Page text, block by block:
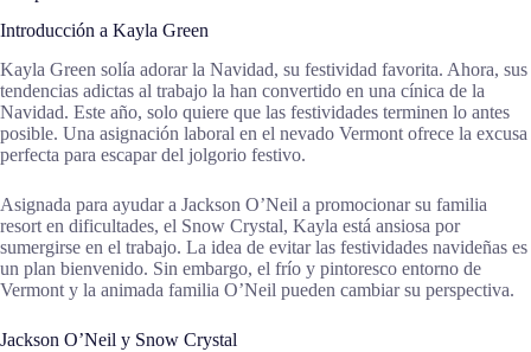
Introducción a Kayla Green
Kayla Green solía adorar la Navidad, su festividad favorita. Ahora, sus
tendencias adictas al trabajo la han convertido en una cínica de la
Navidad. Este año, solo quiere que las festividades terminen lo antes
posible. Una asignación laboral en el nevado Vermont ofrece la excusa
perfecta para escapar del jolgorio festivo.
Asignada para ayudar a Jackson O’Neil a promocionar su familia
resort en dificultades, el Snow Crystal, Kayla está ansiosa por
sumergirse en el trabajo. La idea de evitar las festividades navideñas es
un plan bienvenido. Sin embargo, el frío y pintoresco entorno de
Vermont y la animada familia O’Neil pueden cambiar su perspectiva.
Jackson O’Neil y Snow Crystal